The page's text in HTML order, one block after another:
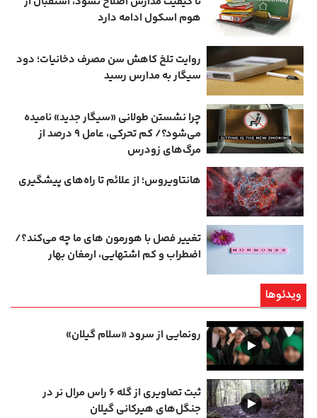
هوم ‌اسکول ادامه دارد
روایت تلخ کاهش سن مصرف دخانیات؛ دود
سیگار به مدارس رسید
چرا نشستن طولانی «سیگار جدید» نامیده
می‌شود؟/ کم‌ تحرکی، عامل ۹ درصد از
مرگ‌های زودرس
هانتاویروس؛ از علائم تا راه‌های پیشگیری
تغییر فصل با هورمون‌ های ما چه می‌کند؟/
اضطراب و کم‌ اشتهایی، ارمغان بهار
ویدئوها
رونمایی از سرود «سلام گیلان»
ثبت تصاویری از گله ۶ راس مرال نر در
جنگل‌های هیرکانی گیلان